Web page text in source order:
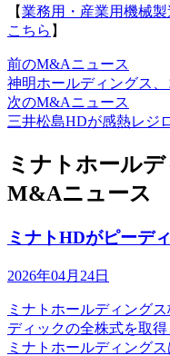
【業務用・産業用機械
こちら 】
前のM&Aニュース
神明ホールディングス
次のM&Aニュース
三井松島HDが感熱レジ
ミナトホール
M&Aニュース
ミナトHDがピーデ
2026年04月24日
ミナトホールディング
ディックの全株式を取
ミナトホールディング